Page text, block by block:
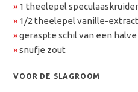
» 1 theelepel
» 1/2 theelepel vanille-extract
»geraspte schil van een
»snufje zout
VOOR DE SLAGROOM